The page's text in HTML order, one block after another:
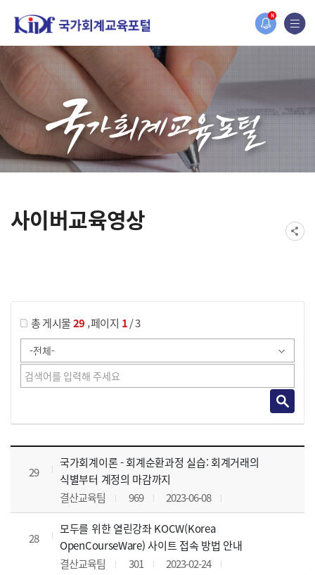
N
홈페이지가 새롭게 개편되었습니다.
한국조세재정연구원홈페이지가 새롭게 개설되었습니다.
사이버교육영상
총 게시물29 ,페이지 1/ 3
사이버교육영상 목록 으로 번호, 제목, 작성자, 조회수, 등록 일, 첨부파일로 나열 되고 있습니다.
29
국가회계이론 - 회계순환과정 실습: 회계거래의
식별부터 계정의 마감까지
결산교육팀
969 2023-06-08
28
모두를 위한 열린강좌 KOCW(Korea
OpenCourseWare) 사이트 접속 방법 안내
결산교육팀
301 2023-02-24